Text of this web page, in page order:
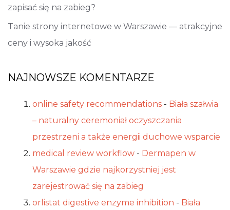
zapisać się na zabieg?
Tanie strony internetowe w Warszawie — atrakcyjne
ceny i wysoka jakość
NAJNOWSZE KOMENTARZE
online safety recommendations - Biała szałwia
– naturalny ceremoniał oczyszczania
przestrzeni a także energii duchowe wsparcie
medical review workflow - Dermapen w
Warszawie gdzie najkorzystniej jest
zarejestrować się na zabieg
orlistat digestive enzyme inhibition - Biała